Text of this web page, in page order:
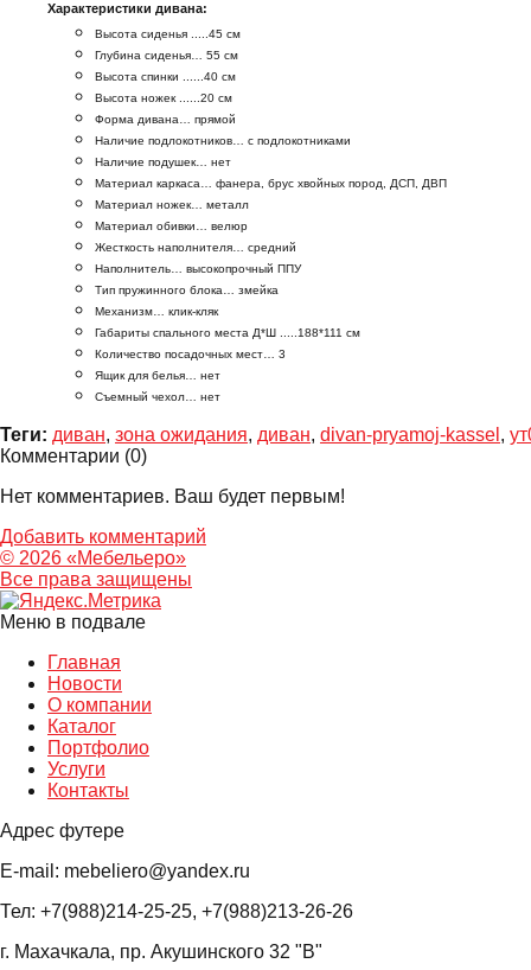
Характеристики дивана:
Высота сиденья .....45 см
Глубина сиденья… 55 см
Высота спинки ......40 см
Высота ножек ......20 см
Форма дивана… прямой
Наличие подлокотников… с подлокотниками
Наличие подушек… нет
Материал каркаса… фанера, брус хвойных пород, ДСП, ДВП
Материал ножек… металл
Материал обивки… велюр
Жесткость наполнителя… средний
Наполнитель… высокопрочный ППУ
Тип пружинного блока… змейка
Механизм… клик-кляк
Габариты спального места Д*Ш .....188*111 см
Количество посадочных мест… 3
Ящик для белья… нет
Съемный чехол… нет
Теги: диван, зона ожидания, диван, divan-pryamoj-kassel ,
Комментарии (0)
Нет комментариев. Ваш будет первым!
Добавить комментарий
© 2026 «Мебельеро»
Bce права защищены
Меню в подвале
Главная
Новости
О компании
Каталог
Портфолио
Услуги
Контакты
Адрес футере
E-mail: mebeliero@yandex.ru
Тел: +7(988)214-25-25, +7(988)213-26-26
г. Махачкала, пр. Акушинского 32 "В"